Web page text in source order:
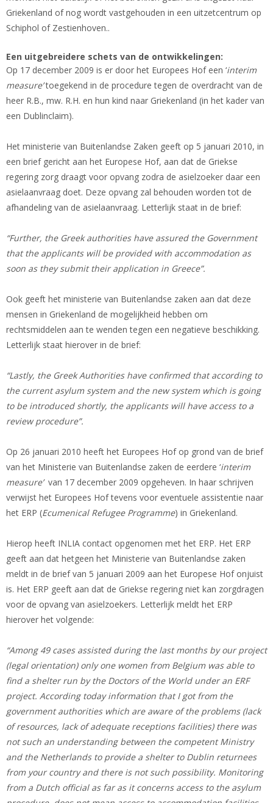
Griekenland of nog wordt vastgehouden in een uitzetcentrum op
Schiphol of Zestienhoven..
Een uitgebreidere schets van de ontwikkelingen:
Op 17 december 2009 is er door het Europees Hof een ‘interim
measure’toegekend in de procedure tegen de overdracht van de
heer R.B., mw. R.H. en hun kind naar Griekenland (in het kader van
een Dublinclaim).
Het ministerie van Buitenlandse Zaken geeft op 5 januari 2010, in
een brief gericht aan het Europese Hof, aan dat de Griekse
regering zorg draagt voor opvang zodra de asielzoeker daar een
asielaanvraag doet. Deze opvang zal behouden worden tot de
afhandeling van de asielaanvraag. Letterlijk staat in de brief:
“Further, the Greek authorities have assured the Government
that the applicants will be provided with accommodation as
soon as they submit their application in Greece”.
Ook geeft het ministerie van Buitenlandse zaken aan dat deze
mensen in Griekenland de mogelijkheid hebben om
rechtsmiddelen aan te wenden tegen een negatieve beschikking.
Letterlijk staat hierover in de brief:
“Lastly, the Greek Authorities have confirmed that according to
the current asylum system and the new system which is going
to be introduced shortly, the applicants will have access to a
review procedure”.
Op 26 januari 2010 heeft het Europees Hof op grond van de brief
van het Ministerie van Buitenlandse zaken de eerdere ‘interim
measure’ van 17 december 2009 opgeheven. In haar schrijven
verwijst het Europees Hof tevens voor eventuele assistentie naar
het ERP (Ecumenical Refugee Programme) in Griekenland.
Hierop heeft INLIA contact opgenomen met het ERP. Het ERP
geeft aan dat hetgeen het Ministerie van Buitenlandse zaken
meldt in de brief van 5 januari 2009 aan het Europese Hof onjuist
is. Het ERP geeft aan dat de Griekse regering niet kan zorgdragen
voor de opvang van asielzoekers. Letterlijk meldt het ERP
hierover het volgende:
“Among 49 cases assisted during the last months by our project
(legal orientation) only one women from Belgium was able to
find a shelter run by the Doctors of the World under an ERF
project. According today information that I got from the
government authorities which are aware of the problems (lack
of resources, lack of adequate receptions facilities) there was
not such an understanding between the competent Ministry
and the Netherlands to provide a shelter to Dublin returnees
from your country and there is not such possibility. Monitoring
from a Dutch official as far as it concerns access to the asylum